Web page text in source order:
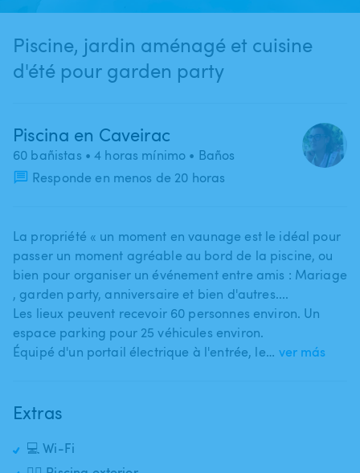
Piscine, jardin aménagé et cuisine
d'été pour garden party
Piscina en Caveirac
60 bañistas • 4 horas mínimo • Baños
Responde en menos de 20 horas
La propriété « un moment en vaunage est le idéal pour
passer un moment agréable au bord de la piscine​,​ ou
bien pour organiser un événement entre amis : Mariage​
,​ garden party​,​ anniversaire et bien d'autres....
Les lieux peuvent recevoir 60 personnes environ. Un
espace parking pour 25 véhicules environ.
Équipé d'un portail électrique à l'entrée​,​ le… ver más
Extras
💻 Wi-Fi